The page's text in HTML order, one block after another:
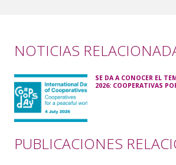
NOTICIAS
SE DA A CONOCER EL
2026: COOPERATIVAS
PUBLICACIONES